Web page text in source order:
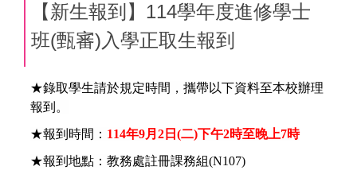
【新生報到】114學年度進修學士
班(甄審)入學正取生報到
★錄取學生請於規定時間，攜帶以下資料至本校辦理
報到。
★報到時間： 114年9月2日(二)下午2時至晚上7時
★報到地點：教務處註冊課務組(N107)